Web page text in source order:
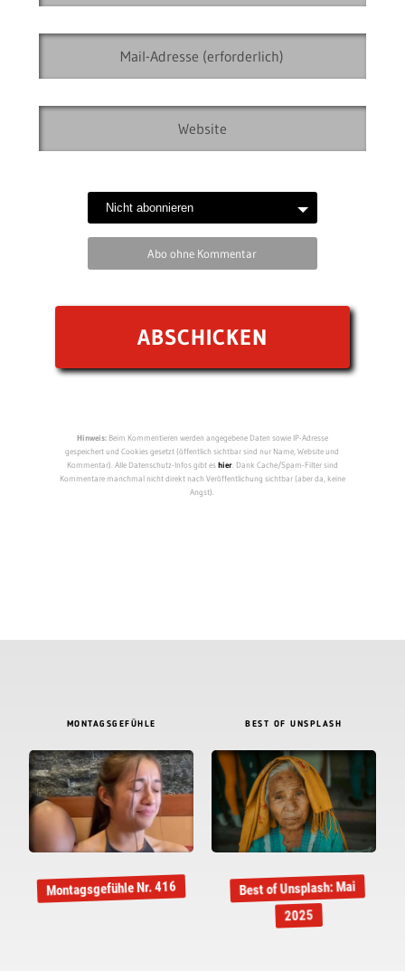
Abo ohne Kommentar
Hinweis:Beim Kommentieren werden angegebene Daten sowie IP-Adresse
gespeichert und Cookies gesetzt (öffentlich sichtbar sind nur Name, Website und
Kommentar). Alle Datenschutz-Infos gibt eshier. Dank Cache/Spam-Filter sind
Kommentare manchmal nicht direkt nach Veröffentlichung sichtbar (aber da, keine
Angst).
MONTAGSGEFÜHLE
Montagsgefühle Nr. 416
BEST OF UNSPLASH
Best of Unsplash: Mai
2025